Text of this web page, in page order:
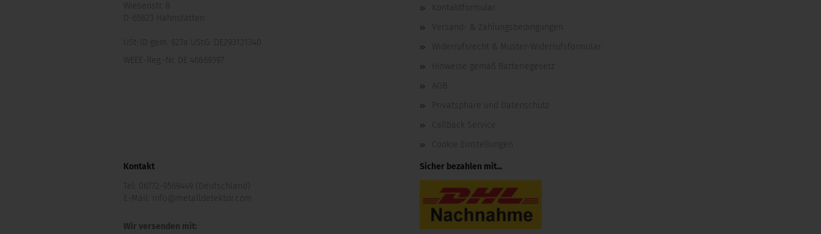
Wiesenstr. 8
D-65623 Hahnstätten
USt-ID gem. §27a UStG: DE293121340
WEEE-Reg.-Nr. DE 46869397
Kontaktformular
Versand- & Zahlungsbedingungen
Widerrufsrecht & Muster-Widerrufsformular
Hinweise gemäß Batteriegesetz
AGB
Privatsphäre und Datenschutz
Callback Service
Cookie Einstellungen
Kontakt
Tel:
06772-9569449 (Deutschland)
E-Mail:
info@metalldetektor.com
Wir versenden mit:
Sicher bezahlen mit...